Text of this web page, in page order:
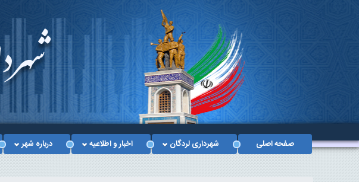
صفحه اصلی شهرداری لردگان اخبار و اطلاعیه درباره شهر